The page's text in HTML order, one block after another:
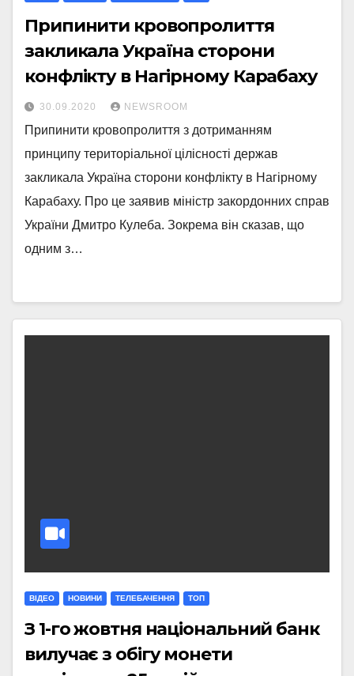
Припинити кровопролиття
закликала Україна сторони
конфлікту в Нагірному Карабаху
30.09.2020 NEWSROOM
Припинити кровопролиття з дотриманням
принципу територіальної цілісності держав
закликала Україна сторони конфлікту в Нагірному
Карабаху. Про це заявив міністр закордонних справ
України Дмитро Кулеба. Зокрема він сказав, що
одним з…
ВІДЕО НОВИНИ ТЕЛЕБАЧЕННЯ ТОП
З 1-го жовтня національний банк
вилучає з обігу монети